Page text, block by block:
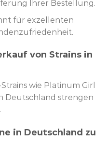
Ihrer Bestellung.
für exzellenten
von Strains in
wie Platinum Girl
Deutschland strengen
in Deutschland zu